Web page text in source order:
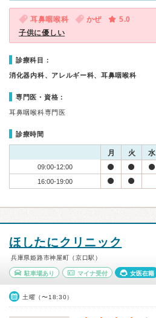
耳鼻咽喉科 かぜ
5.0
子供に優しい
診療科目：
消化器内科、アレルギー科、耳鼻咽喉科
専門医・資格：
耳鼻咽喉科専門医
診療時間
月 火 水
09:00-12:00
16:00-19:00
ほしたにクリニック
兵庫県姫路市神屋町（京口駅）
駐車場あり マイナ受付 女医在籍
土曜（〜18:30）